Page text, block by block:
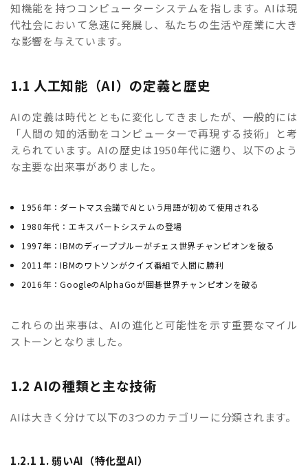
知機能を持つコンピューターシステムを指します。AIは現
代社会において急速に発展し、私たちの生活や産業に大き
な影響を与えています。
1.1 人工知能（AI）の定義と歴史
AIの定義は時代とともに変化してきましたが、一般的には
「人間の知的活動をコンピューターで再現する技術」と考
えられています。AIの歴史は1950年代に遡り、以下のよう
な主要な出来事がありました。
1956年：ダートマス会議でAIという用語が初めて使用される
1980年代：エキスパートシステムの登場
1997年：IBMのディープブルーがチェス世界チャンピオンを破る
2011年：IBMのワトソンがクイズ番組で人間に勝利
2016年：GoogleのAlphaGoが囲碁世界チャンピオンを破る
これらの出来事は、AIの進化と可能性を示す重要なマイル
ストーンとなりました。
1.2 AIの種類と主な技術
AIは大きく分けて以下の3つのカテゴリーに分類されます。
1.2.1 1. 弱いAI（特化型AI）